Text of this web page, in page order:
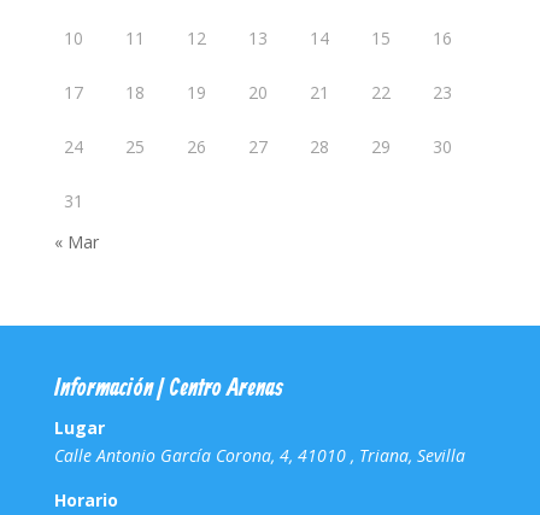
10 11 12 13 14 15 16
17 18 19 20 21 22 23
24 25 26 27 28 29 30
31
« Mar
Información | Centro Arenas
Lugar
Calle Antonio García Corona, 4, 41010 , Triana, Sevilla
Horario